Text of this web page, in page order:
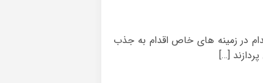
در زمینه های خاص اقدام به جذب
[…]